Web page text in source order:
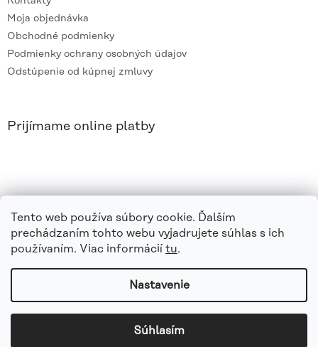
Tento web používa súbory cookie. Ďalším
prechádzaním tohto webu vyjadrujete súhlas s ich
používaním. Viac informácií tu.
Nastavenie
Súhlasím
Moja objednávka
Obchodné podmienky
Podmienky ochrany osobných údajov
Odstúpenie od kúpnej zmluvy
Prijímame online platby
Vytvoril Shoptet|
azvaro.sk. Všetky práva vyhradené.